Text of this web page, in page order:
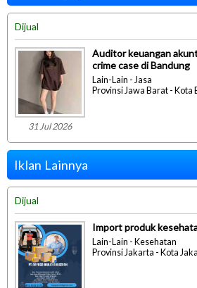
Dijual
31 Jul 2026
Auditor keuangan
crime case di Bandung
Lain-Lain - Jasa
Provinsi Jawa Barat - Kota
Iklan Lainnya
Dijual
Import produk
Lain-Lain - Kesehatan
Provinsi Jakarta - Kota